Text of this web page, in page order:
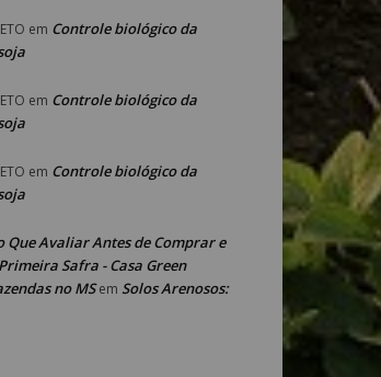
em Controle biológico da
em Controle biológico da
em Controle biológico da
Que Avaliar Antes de Comprar e
Safra - Casa Green
no MSem Solos Arenosos: